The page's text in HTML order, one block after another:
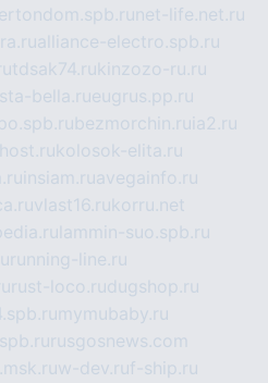
net-life.net.ru
alliance-electro.spb.ru
tdsak74.rukinzozo-ru.ru
bella.rueugrus.pp.ru
bezmorchin.ru ia2.ru
kolosok-elita.ru
insiam.ruavegainfo.ru
vlast16.rukorru.net
lammin-suo.spb.ru
running-line.ru
rust-loco.rudugshop.ru
mymubaby.ru
rusgosnews.com
w-dev.ruf-ship.ru